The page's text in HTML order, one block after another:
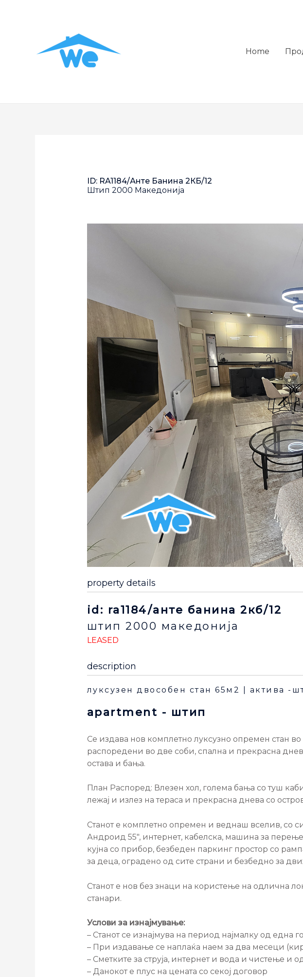
Home
ID: RA1184/Анте Банина 2КБ/12
Штип 2000 Македонија
property details
id: ra1184/анте банина 2кб/12
штип 2000 македонија
LEASED
description
луксузен двособен стан 65м2 | актива -
apartment - штип
Се издава нов комплетно луксузно опремен стан
распоредени во две соби, спална и прекрасна
остава и бања.
План Распоред: Влезен хол, голема бања со туш
лежај и излез на тераса и прекрасна днева со
Станот е комплетно опремен и веднаш вселив, со
Андроид 55″, интернет, кабелска, машина за
кујна со прибор, безбеден паркинг простор со
за деца, оградено од сите страни и безбедно за
Станот е нов без знаци на користење на одлична
станари.
Услови за изнајмување:
– Станот се изнајмува на период најмалку од една
– При издавање се наплаќа наем за два месеци
– Сметките за струја, интернет и вода и чистење и
– Данокот е плус на цената со секој договор